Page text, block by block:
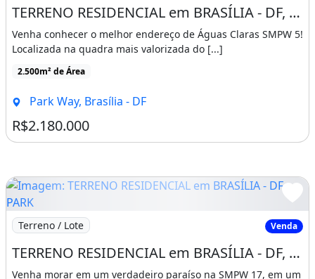
TERRENO RESIDENCIAL em BRASÍLIA - DF, PARK WAY
Venha conhecer o melhor endereço de Águas Claras SMPW 5!
Localizada na quadra mais valorizada do [...]
2.500m² de Área
Park Way, Brasília - DF
R$2.180.000
Imagem: TERRENO RESIDENCIAL em BRASÍLIA - DF, PARK
Terreno / Lote Venda
TERRENO RESIDENCIAL em BRASÍLIA - DF, PARK WAY
Venha morar em um verdadeiro paraíso na SMPW 17, em um